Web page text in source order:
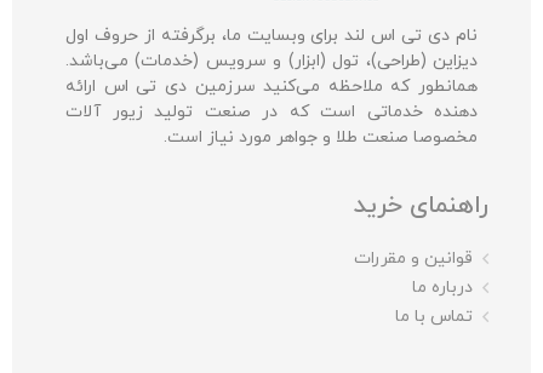
نام دی تی اس لند برای وبسایت ما، برگرفته از حروف اول
دیزاین (طراحی)، تول (ابزار) و سرویس (خدمات) می‌باشد.
همانطور که ملاحظه می‌کنید سرزمین دی تی اس ارائه
دهنده خدماتی است که در صنعت تولید زیور آلات
مخصوصا صنعت طلا و جواهر مورد نیاز است.
راهنمای خرید
قوانین و مقررات
درباره ما
تماس با ما